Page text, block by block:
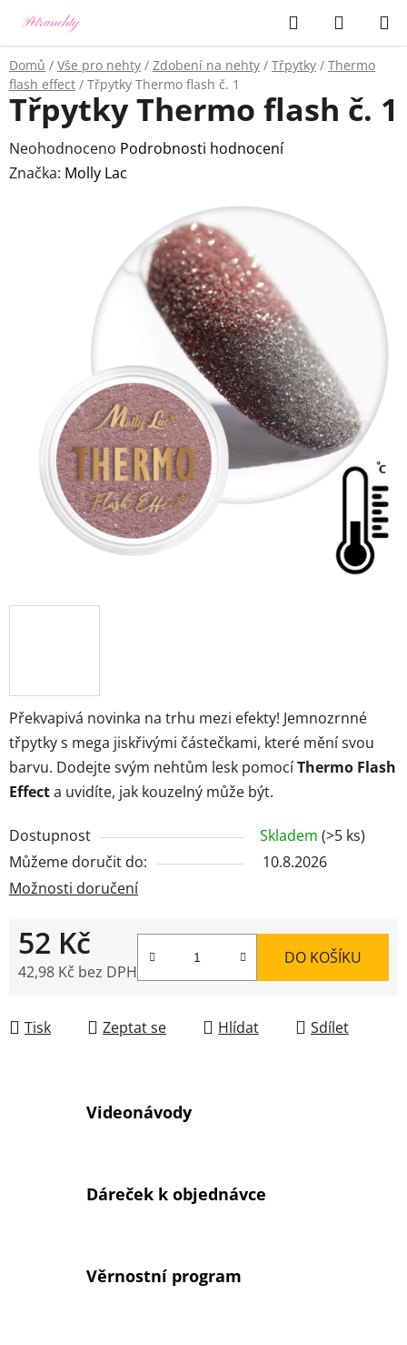
obsah
Hledat
KOŠÍK
Domů / Vše pro nehty / Zdobení na nehty / Třpytky / Thermo
flash effect / Třpytky Thermo flash č. 1
Překvapivá novinka na trhu mezi efekty! Jemnozrnné
třpytky s mega jiskřivými částečkami, které mění svou
barvu. Dodejte svým nehtům lesk pomocíThermo Flash
Effecta uvidíte, jak kouzelný může být.
Dostupnost Skladem (>5 ks)
Můžeme doručit do:
10.8.2026
Možnosti doručení
52 Kč
42,98 Kč bez DPH
DO KOŠÍKU
Tisk Zeptat se Hlídat Sdílet
Třpytky Thermo flash č. 1
Průměrné
hodnocení
Neohodnoceno Podrobnosti hodnocení
Značka: Molly Lac
Videonávody
Dáreček k objednávce
Věrnostní program